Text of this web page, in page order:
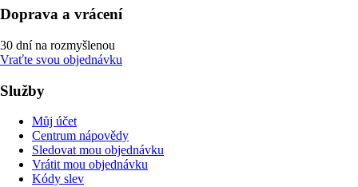
Doprava a vrácení
30 dní na rozmyšlenou
Vraťte svou objednávku
Služby
Můj účet
Centrum nápovědy
Sledovat mou objednávku
Vrátit mou objednávku
Kódy slev